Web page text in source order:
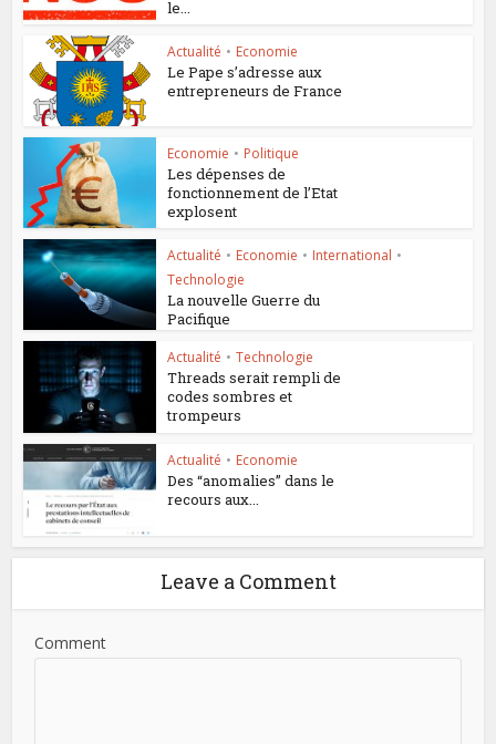
le...
Actualité • Economie
Le Pape s’adresse aux
entrepreneurs de France
Economie • Politique
Les dépenses de
fonctionnement de l’Etat
explosent
Actualité • Economie • International •
Technologie
La nouvelle Guerre du
Pacifique
Actualité • Technologie
Threads serait rempli de
codes sombres et
trompeurs
Actualité • Economie
Des “anomalies” dans le
recours aux...
Leave a Comment
Comment